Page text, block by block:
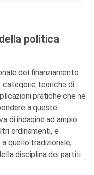
politica
del finanziamento
categorie teoriche di
pratiche che ne
a queste
di indagine ad ampio
ordinamenti, e
quello tradizionale,
disciplina dei partiti